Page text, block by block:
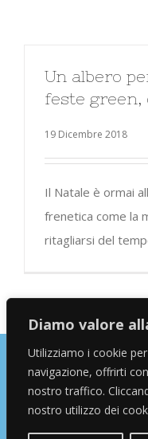
Diamo valore
Utilizziamo i cookie
navigazione, offrirti
nostro traffico.
nostro utilizzo dei
Un albero
feste green,
19 Dicembre 2018
Il Natale è ormai
frenetica come la
ritagliarsi del
Copyright © 2026
facebook